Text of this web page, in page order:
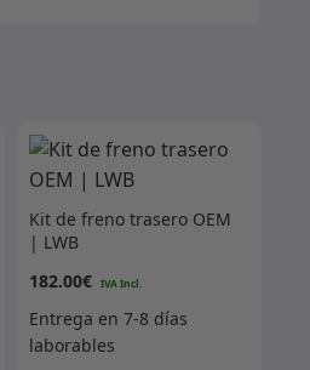
Kit de freno trasero OEM
| LWB
182.00€